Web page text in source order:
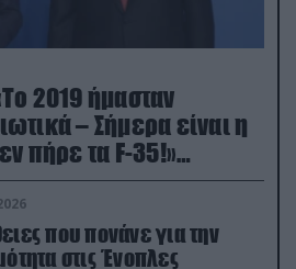
2019 ήμασταν
– Σήμερα είναι η
πήρε τα F-35!»
που πονάνε για την
στις Ένοπλες